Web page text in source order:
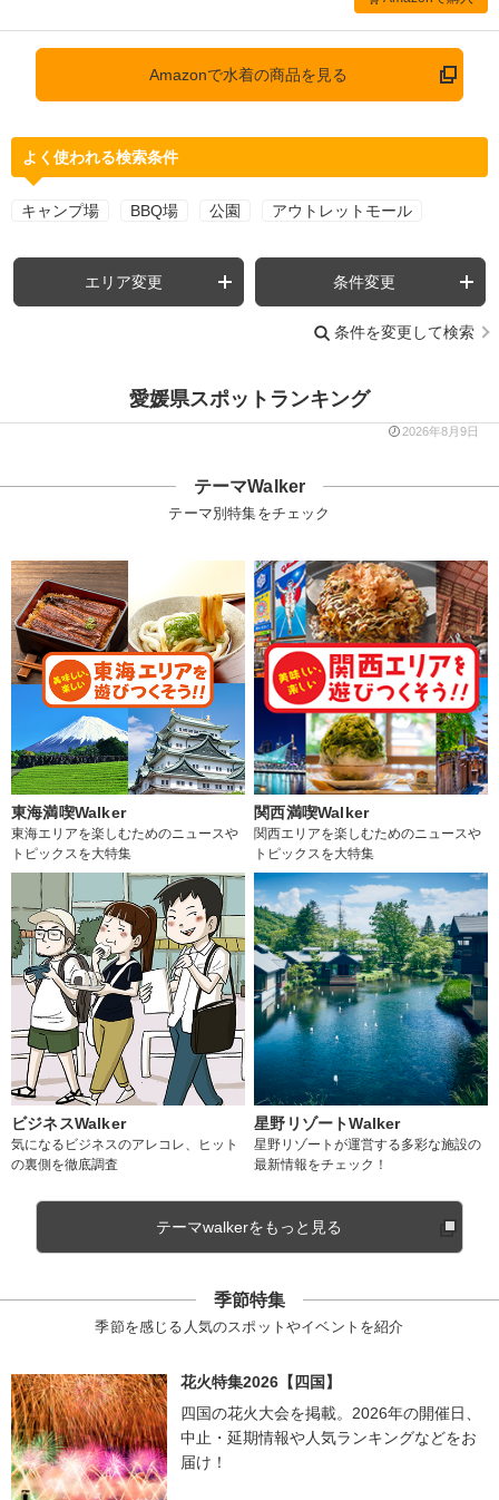
Amazonで水着の商品を見る
よく使われる検索条件
キャンプ場 BBQ場 公園 アウトレットモール
エリア変更 条件変更
条件を変更して検索
愛媛県スポットランキング
2026年8月9日
テーマWalker
テーマ別特集をチェック
東海満喫Walker
東海エリアを楽しむためのニュースや
トピックスを大特集
関西満喫Walker
関西エリアを楽しむためのニュースや
トピックスを大特集
ビジネスWalker
気になるビジネスのアレコレ、ヒット
の裏側を徹底調査
星野リゾートWalker
星野リゾートが運営する多彩な施設の
最新情報をチェック！
テーマwalkerをもっと見る
季節特集
季節を感じる人気のスポットやイベントを紹介
花火特集2026【四国】
四国の花火大会を掲載。2026年の開催日、
中止・延期情報や人気ランキングなどをお
届け！